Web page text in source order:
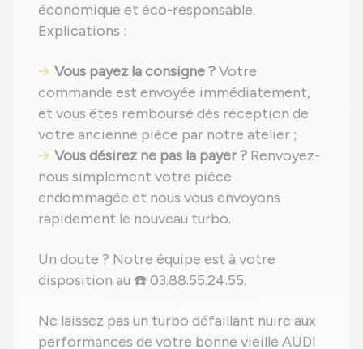
économique et éco-responsable.
Explications :
Vous payez la consigne ?Votre
commande est envoyée immédiatement,
et vous êtes remboursé dès réception de
votre ancienne pièce par notre atelier ;
Vous désirez ne pas la payer ? Renvoyez-
nous simplement votre pièce
endommagée et nous vous envoyons
rapidement le nouveau turbo.
Un doute ? Notre équipe est à votre
disposition au ☎️ 03.88.55.24.55.
Ne laissez pas un turbo défaillant nuire aux
performances de votre bonne vieille AUDI